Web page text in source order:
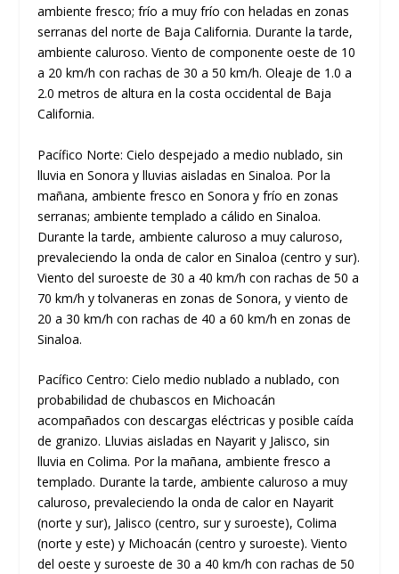
ambiente fresco; frío a muy frío con heladas en zonas
serranas del norte de Baja California. Durante la tarde,
ambiente caluroso. Viento de componente oeste de 10
a 20 km/h con rachas de 30 a 50 km/h. Oleaje de 1.0 a
2.0 metros de altura en la costa occidental de Baja
California.
Pacífico Norte: Cielo despejado a medio nublado, sin
lluvia en Sonora y lluvias aisladas en Sinaloa. Por la
mañana, ambiente fresco en Sonora y frío en zonas
serranas; ambiente templado a cálido en Sinaloa.
Durante la tarde, ambiente caluroso a muy caluroso,
prevaleciendo la onda de calor en Sinaloa (centro y sur).
Viento del suroeste de 30 a 40 km/h con rachas de 50 a
70 km/h y tolvaneras en zonas de Sonora, y viento de
20 a 30 km/h con rachas de 40 a 60 km/h en zonas de
Sinaloa.
Pacífico Centro: Cielo medio nublado a nublado, con
probabilidad de chubascos en Michoacán
acompañados con descargas eléctricas y posible caída
de granizo. Lluvias aisladas en Nayarit y Jalisco, sin
lluvia en Colima. Por la mañana, ambiente fresco a
templado. Durante la tarde, ambiente caluroso a muy
caluroso, prevaleciendo la onda de calor en Nayarit
(norte y sur), Jalisco (centro, sur y suroeste), Colima
(norte y este) y Michoacán (centro y suroeste). Viento
del oeste y suroeste de 30 a 40 km/h con rachas de 50